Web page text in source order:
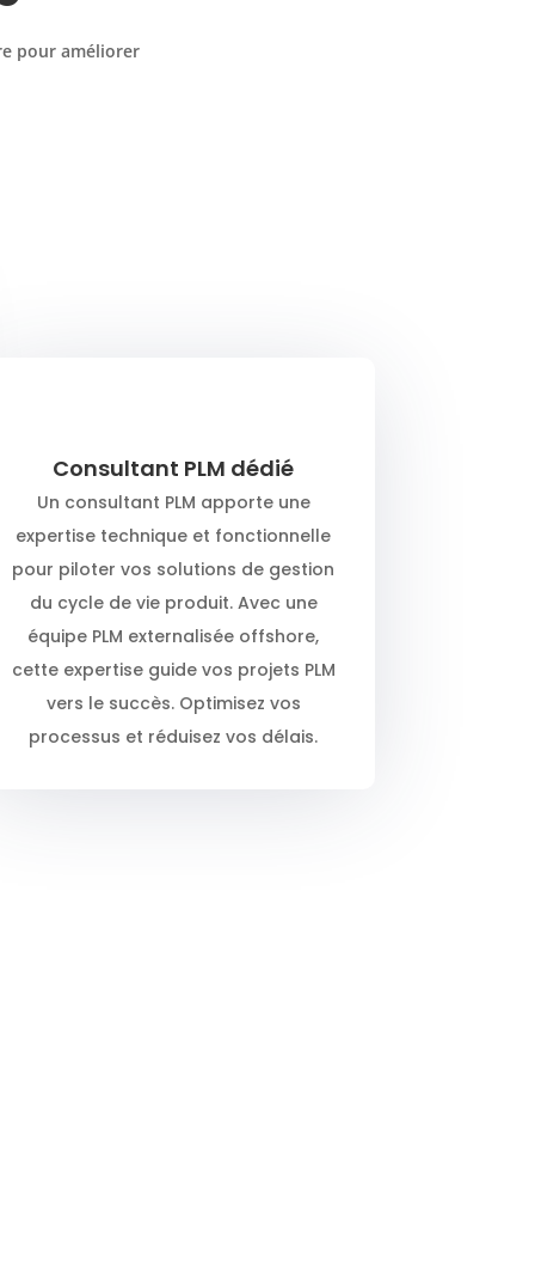
pour améliorer
Consultant PLM dédié
Un consultant PLM apporte une
expertise technique et fonctionnelle
pour piloter vos solutions de gestion
du cycle de vie produit. Avec une
équipe PLM externalisée offshore,
cette expertise guide vos projets PLM
vers le succès. Optimisez vos
processus et réduisez vos délais.